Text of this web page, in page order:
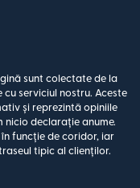
sunt colectate de la
serviciul nostru. Aceste
și reprezintă opiniile
nicio declarație anume.
funcție de coridor, iar
tipic al clienților.